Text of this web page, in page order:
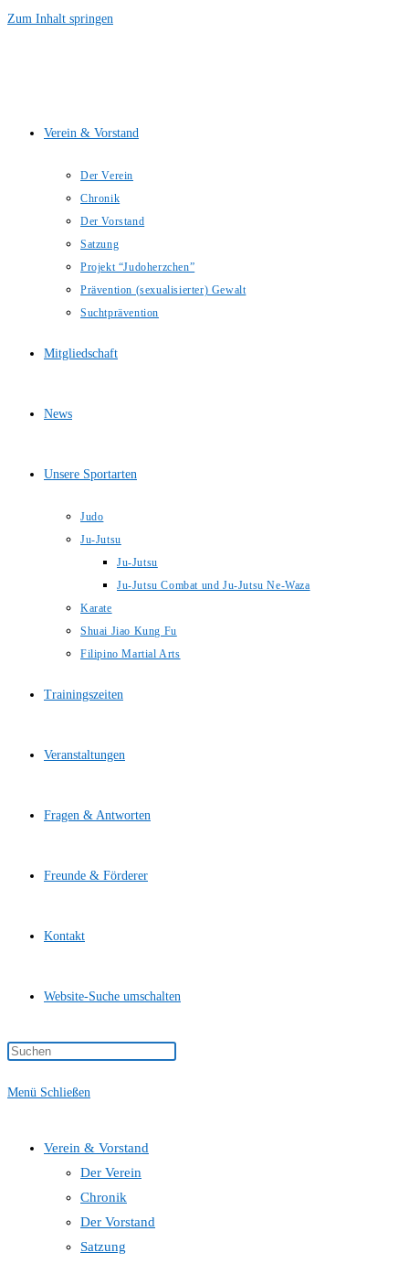
Zum Inhalt springen
Verein & Vorstand
Der Verein
Chronik
Der Vorstand
Satzung
Projekt “Judoherzchen”
Prävention (sexualisierter) Gewalt
Suchtprävention
Mitgliedschaft
News
Unsere Sportarten
Judo
Ju-Jutsu
Ju-Jutsu
Ju-Jutsu Combat und Ju-Jutsu Ne-Waza
Karate
Shuai Jiao Kung Fu
Filipino Martial Arts
Trainingszeiten
Veranstaltungen
Fragen & Antworten
Freunde & Förderer
Kontakt
Website-Suche umschalten
Menü Schließen
Verein & Vorstand
Der Verein
Chronik
Der Vorstand
Satzung